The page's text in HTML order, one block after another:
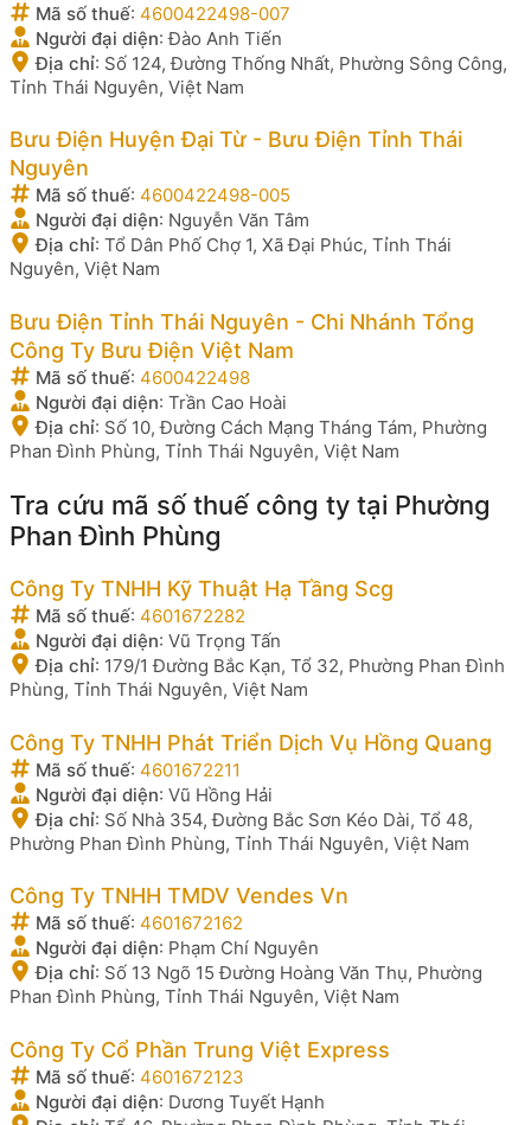
Mã số thuế: 4600422498-007
Người đại diện:Đào Anh Tiến
Địa chỉ: Số 124, Đường Thống Nhất, Phường Sông Công,
Tỉnh Thái Nguyên, Việt Nam
Bưu Điện Huyện Đại Từ - Bưu Điện Tỉnh Thái
Nguyên
Mã số thuế: 4600422498-005
Người đại diện: Nguyễn Văn Tâm
Địa chỉ: Tổ Dân Phố Chợ 1, Xã Đại Phúc, Tỉnh Thái
Nguyên, Việt Nam
Bưu Điện Tỉnh Thái Nguyên - Chi Nhánh Tổng
Công Ty Bưu Điện Việt Nam
Mã số thuế: 4600422498
Người đại diện: Trần Cao Hoài
Địa chỉ: Số 10, Đường Cách Mạng Tháng Tám, Phường
Phan Đình Phùng, Tỉnh Thái Nguyên, Việt Nam
Tra cứu mã số thuế công ty tại Phường
Phan Đình Phùng
Công Ty TNHH Kỹ Thuật Hạ Tầng Scg
Mã số thuế: 4601672282
Người đại diện: Vũ Trọng Tấn
Địa chỉ: 179/1 Đường Bắc Kạn, Tổ 32, Phường Phan Đình
Phùng, Tỉnh Thái Nguyên, Việt Nam
Công Ty TNHH Phát Triển Dịch Vụ Hồng Quang
Mã số thuế: 4601672211
Người đại diện: Vũ Hồng Hải
Địa chỉ: Số Nhà 354, Đường Bắc Sơn Kéo Dài, Tổ 48,
Phường Phan Đình Phùng, Tỉnh Thái Nguyên, Việt Nam
Công Ty TNHH TMDV Vendes Vn
Mã số thuế: 4601672162
Người đại diện: Phạm Chí Nguyên
Địa chỉ: Số 13 Ngõ 15 Đường Hoàng Văn Thụ, Phường
Phan Đình Phùng, Tỉnh Thái Nguyên, Việt Nam
Công Ty Cổ Phần Trung Việt Express
Mã số thuế: 4601672123
Người đại diện: Dương Tuyết Hạnh